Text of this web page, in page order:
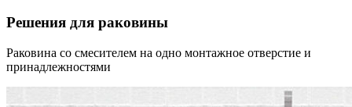
Решения для раковины
Раковина со смесителем на одно монтажное отверстие и
принадлежностями